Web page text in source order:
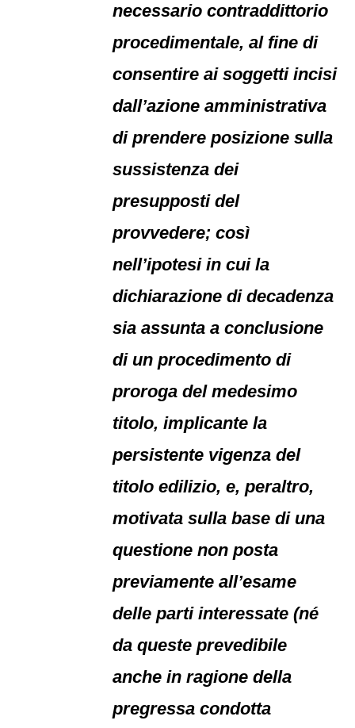
necessario contraddittorio
procedimentale, al fine di
consentire ai soggetti incisi
dall’azione amministrativa
di prendere posizione sulla
sussistenza dei
presupposti del
provvedere; così
nell’ipotesi in cui la
dichiarazione di decadenza
sia assunta a conclusione
di un procedimento di
proroga del medesimo
titolo, implicante la
persistente vigenza del
titolo edilizio, e, peraltro,
motivata sulla base di una
questione non posta
previamente all’esame
delle parti interessate (né
da queste prevedibile
anche in ragione della
pregressa condotta